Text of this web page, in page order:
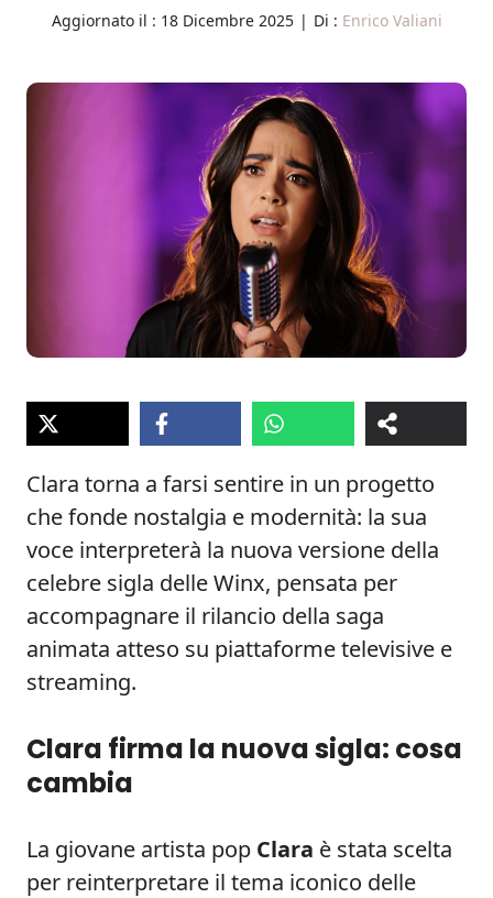
Aggiornato il : 18 Dicembre 2025 | Di : Enrico Valiani
Clara torna a farsi sentire in un progetto
che fonde nostalgia e modernità: la sua
voce interpreterà la nuova versione della
celebre sigla delle Winx, pensata per
accompagnare il rilancio della saga
animata atteso su piattaforme televisive e
streaming.
Clara firma la nuova sigla: cosa
cambia
La giovane artista pop Clara è stata scelta
per reinterpretare il tema iconico delle